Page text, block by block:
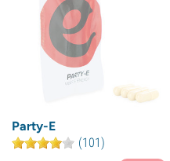
Party-E
(101)